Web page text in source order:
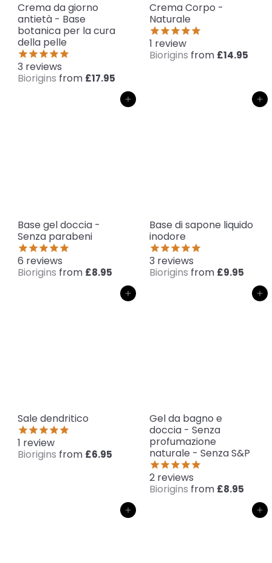
Crema da giorno
antietà - Base
botanica per la cura
della pelle
3 reviews
Biorigins from £17.95
Crema Corpo -
Naturale
1 review
Biorigins from £14.95
Aggiungi al carrello
Base gel doccia -
Senza parabeni
6 reviews
Biorigins from £8.95
Aggiungi al carrello
Base di sapone liquido
inodore
3 reviews
Biorigins from £9.95
Aggiungi al carrello
Sale dendritico
1 review
Biorigins from £6.95
Aggiungi al carrello
Gel da bagno e
doccia - Senza
profumazione
naturale - Senza S&P
2 reviews
Biorigins from £8.95
Aggiungi al carrello Aggiungi al carrello